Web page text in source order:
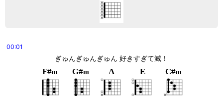
00:01
ぎゅんぎゅんぎゅん 好きすぎて滅！
F#m G#m A E C#m